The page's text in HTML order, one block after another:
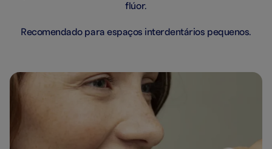
flúor.
Recomendado para espaços interdentários pequenos.